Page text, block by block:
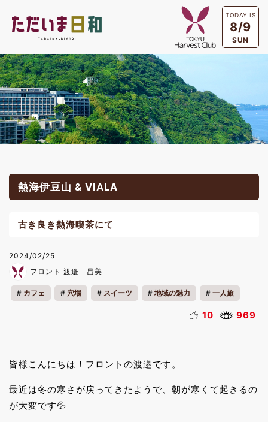
TODAY IS
8/9
SUN
熱海伊豆山 & VIALA
古き良き熱海喫茶にて
2024/02/25
フロント 渡邉 昌美
カフェ 穴場 スイーツ 地域の魅力 一人旅
10 969
皆様こんにちは！フロントの渡邉です。
最近は冬の寒さが戻ってきたようで、朝が寒くて起きるの
が大変です💦